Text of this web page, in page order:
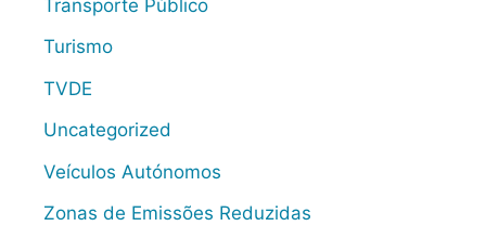
Transporte Público
Turismo
TVDE
Uncategorized
Veículos Autónomos
Zonas de Emissões Reduzidas